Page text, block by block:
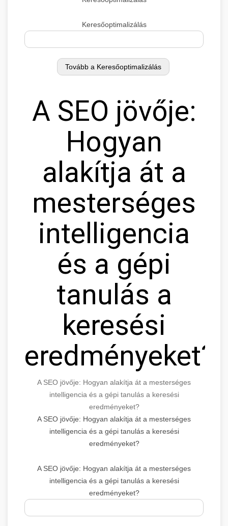
Keresőoptimalizálás
A SEO jövője:
Hogyan
alakítja át a
mesterséges
intelligencia
és a gépi
tanulás a
keresési
eredményeket?
A SEO jövője: Hogyan alakítja át a mesterséges
intelligencia és a gépi tanulás a keresési
eredményeket?
A SEO jövője: Hogyan alakítja át a mesterséges
intelligencia és a gépi tanulás a keresési
eredményeket?
A SEO jövője: Hogyan alakítja át a mesterséges
intelligencia és a gépi tanulás a keresési
eredményeket?